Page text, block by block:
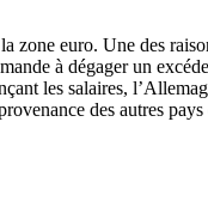
euro. Une des
à dégager un
les salaires,
des autres